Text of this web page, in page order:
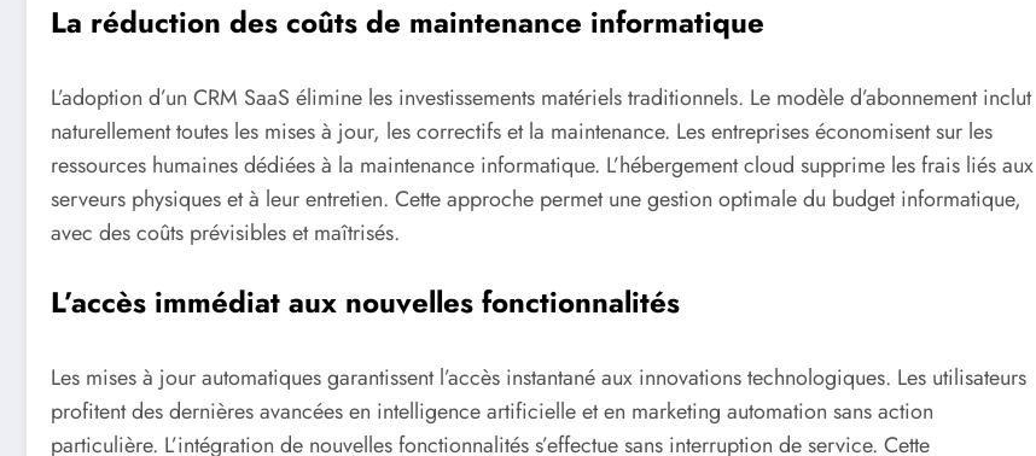
La réduction des coûts de maintenance informatique
L’adoption d’un CRM SaaS élimine les investissements matériels traditionnels. Le modèle d’abonnement inclut
naturellement toutes les mises à jour, les correctifs et la maintenance. Les entreprises économisent sur les
ressources humaines dédiées à la maintenance informatique. L’hébergement cloud supprime les frais liés aux
serveurs physiques et à leur entretien. Cette approche permet une gestion optimale du budget informatique,
avec des coûts prévisibles et maîtrisés.
L’accès immédiat aux nouvelles fonctionnalités
Les mises à jour automatiques garantissent l’accès instantané aux innovations technologiques. Les utilisateurs
profitent des dernières avancées en intelligence artificielle et en marketing automation sans action
particulière. L’intégration de nouvelles fonctionnalités s’effectue sans interruption de service. Cette